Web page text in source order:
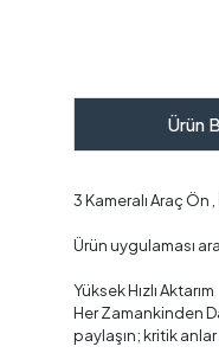
Ürün
3 Kameralı Araç Ön
Ürün uygulaması
Yüksek Hızlı Aktarım
Her Zamankinden
paylaşın; kritik